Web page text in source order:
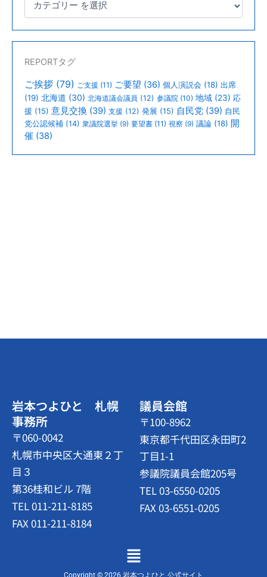
REPORTタグ
ご挨拶 (79) ご支援 (11) ご要望 (36) 個人演説会 (18) 出席
(19) 北海道 (30) 北海道議会議員 (12) 参議院 (10) 地域 (23) 応
援 (15) 意見交換 (39) 支援 (12) 発展 (15) 自民党 (39) 自民
党公認候補 (14) 衆議院選挙 (9) 要望書 (11) 視察 (9) 議論 (18) 開
催 (38)
岩本つよひと 札幌
事務所
〒060-0042
札幌市中央区大通東２丁
目３
第36桂和ビル 7階
TEL 011-211-8185
FAX 011-211-8184
議員会館
〒100-8962
東京都千代田区永田町2
丁目1-1
参議院議員会館205号
TEL 03-6550-0205
FAX 03-6551-0205
メ
ニ
Copyright © 2026 岩本つよひと 公式サイト